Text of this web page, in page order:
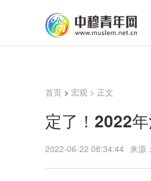
首页 > 宏观 > 正文
定了！2022
2022-06-22 08:34:44 来源